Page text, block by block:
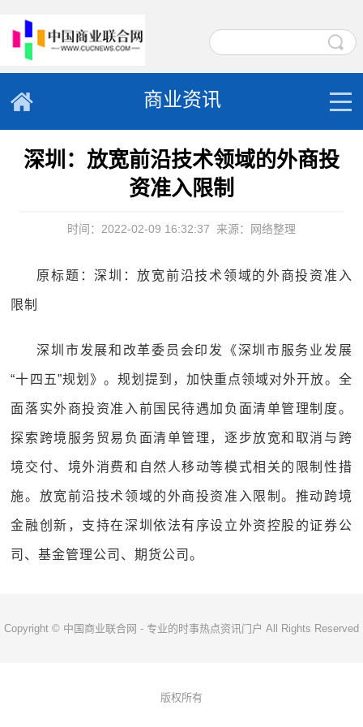
商业资讯
深圳：放宽前沿技术领域的外商投
资准入限制
时间：2022-02-09 16:32:37 来源：网络整理
原标题：深圳：放宽前沿技术领域的外商投资准入
限制
深圳市发展和改革委员会印发《深圳市服务业发展
“十四五”规划》。规划提到，加快重点领域对外开放。全
面落实外商投资准入前国民待遇加负面清单管理制度。
探索跨境服务贸易负面清单管理，逐步放宽和取消与跨
境交付、境外消费和自然人移动等模式相关的限制性措
施。放宽前沿技术领域的外商投资准入限制。推动跨境
金融创新，支持在深圳依法有序设立外资控股的证券公
司、基金管理公司、期货公司。
Copyright © 中国商业联合网 - 专业的时事热点资讯门户 All Rights Reserved
版权所有